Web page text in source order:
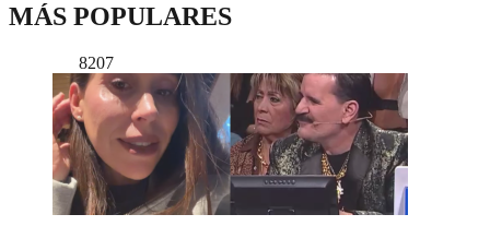
MÁS POPULARES
8207